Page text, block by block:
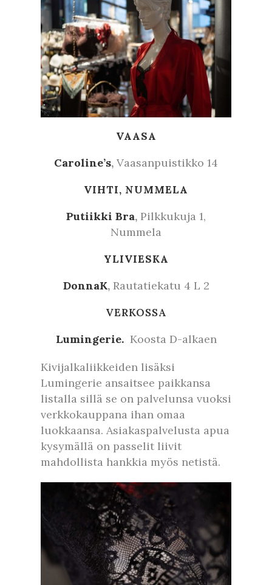
VAASA
Caroline’s, Vaasanpuistikko 14
VIHTI, NUMMELA
Putiikki Bra, Pilkkukuja 1,
Nummela
YLIVIESKA
DonnaK,Rautatiekatu 4 L 2
VERKOSSA
Lumingerie. Koosta D-alkaen
Kivijalkaliikkeiden lisäksi
Lumingerie ansaitsee paikkansa
listalla sillä se on palvelunsa vuoksi
verkkokauppana ihan omaa
luokkaansa. Asiakaspalvelusta apua
kysymällä on passelit liivit
mahdollista hankkia myös netistä.